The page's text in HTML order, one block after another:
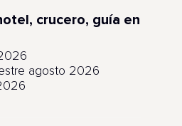
crucero, guía en
agosto 2026